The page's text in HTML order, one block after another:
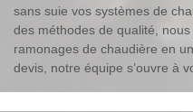
sans suie vos systèmes de
des méthodes de qualité,
ramonages de chaudière en
devis, notre équipe s’ouvre à